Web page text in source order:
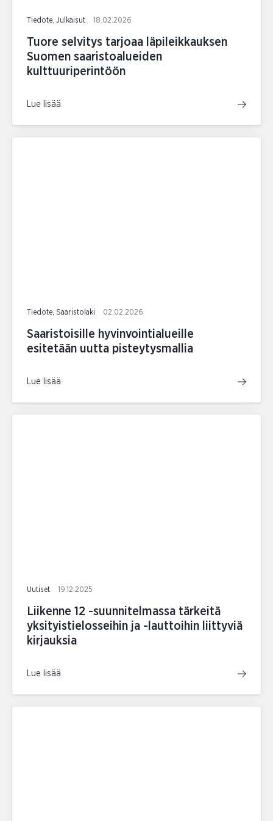
Tiedote, Julkaisut 18.02.2026
Tuore selvitys tarjoaa läpileikkauksen
Suomen saaristoalueiden
kulttuuriperintöön
Lue lisää
Tiedote, Saaristolaki 02.02.2026
Saaristoisille hyvinvointialueille
esitetään uutta pisteytysmallia
Lue lisää
Uutiset 19.12.2025
Liikenne 12 -suunnitelmassa tärkeitä
yksityistielosseihin ja -lauttoihin liittyviä
kirjauksia
Lue lisää